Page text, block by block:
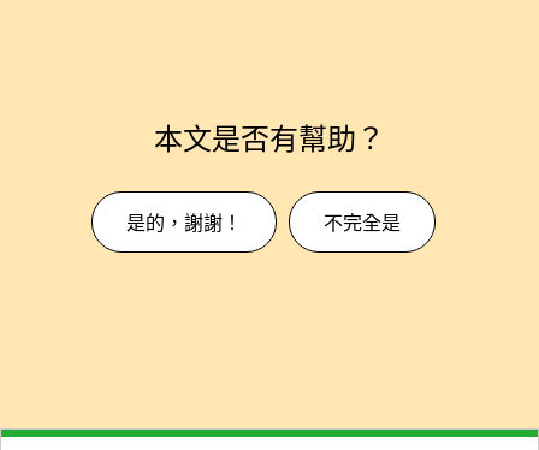
本文是否有幫助？
是的，謝謝！ 不完全是